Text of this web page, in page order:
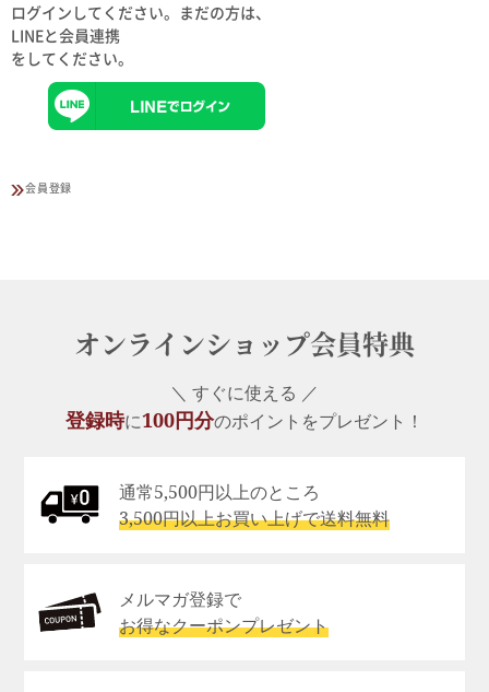
ログインしてください。まだの方は、
LINEと会員連携
をしてください。
会員登録
オンラインショップ会員特典
＼ すぐに使える ／
登録時に100円分のポイントをプレゼント！
通常5,500円以上のところ
3,500円以上お買い上げで送料無料
メルマガ登録で
お得なクーポンプレゼント